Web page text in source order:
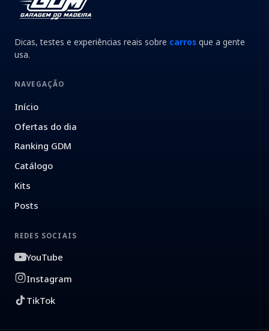
Dicas, testes e experiências reais sobre carros que a gente
usa.
NAVEGAÇÃO
Início
Ofertas do dia
Ranking GDM
Catálogo
Kits
Posts
REDES SOCIAIS
YouTube
Instagram
TikTok